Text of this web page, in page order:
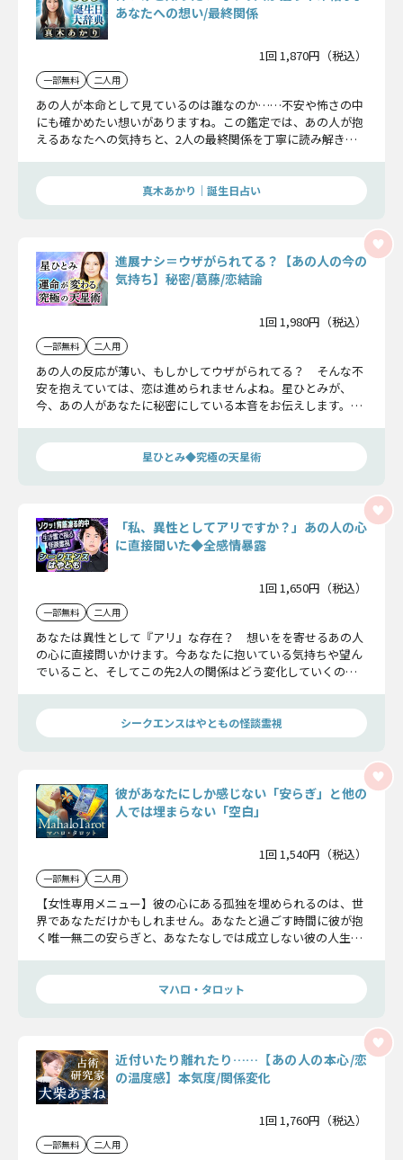
あなたへの想い/最終関係
1回 1,870円（税込）
一部無料 二人用
あの人が本命として見ているのは誰なのか……不安や怖さの中
にも確かめたい想いがありますね。この鑑定では、あの人が抱
えるあなたへの気持ちと、2人の最終関係を丁寧に読み解き、
真木あかり｜誕生日占い
進展ナシ＝ウザがられてる？【あの人の今の
気持ち】秘密/葛藤/恋結論
1回 1,980円（税込）
一部無料 二人用
あの人の反応が薄い、もしかしてウザがられてる？ そんな不
安を抱えていては、恋は進められませんよね。星ひとみが、
今、あの人があなたに秘密にしている本音をお伝えします。最
しますよ。
星ひとみ◆究極の天星術
「私、異性としてアリですか？」あの人の心
に直接聞いた◆全感情暴露
1回 1,650円（税込）
一部無料 二人用
あなたは異性として『アリ』な存在？ 想いをを寄せるあの人
の心に直接問いかけます。今あなたに抱いている気持ちや望ん
でいること、そしてこの先2人の関係はどう変化していくの
シークエンスはやともの怪談霊視
彼があなたにしか感じない「安らぎ」と他の
人では埋まらない「空白」
1回 1,540円（税込）
一部無料 二人用
【女性専用メニュー】彼の心にある孤独を埋められるのは、世
界であなただけかもしれません。あなたと過ごす時間に彼が抱
く唯一無二の安らぎと、あなたなしでは成立しない彼の人生の
マハロ・タロット
近付いたり離れたり……【あの人の本心/恋
の温度感】本気度/関係変化
1回 1,760円（税込）
一部無料 二人用